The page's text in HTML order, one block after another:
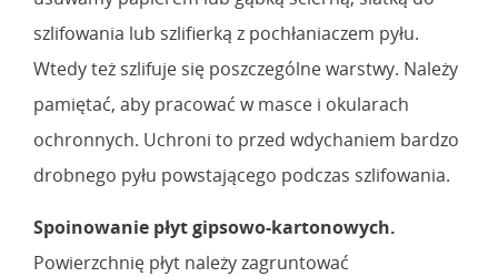
szlifowania lub szlifierką z pochłaniaczem pyłu.
Wtedy też szlifuje się poszczególne warstwy. Należy
pamiętać, aby pracować w masce i okularach
ochronnych. Uchroni to przed wdychaniem bardzo
drobnego pyłu powstającego podczas szlifowania.
Spoinowanie płyt gipsowo-kartonowych.
Powierzchnię płyt należy zagruntować